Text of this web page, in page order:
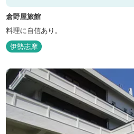
倉野屋旅館
料理に自信あり。
伊勢志摩